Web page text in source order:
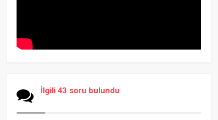
İlgili 43 soru bulundu